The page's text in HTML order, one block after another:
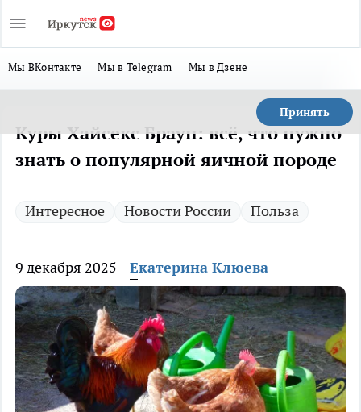
Мы ВКонтакте Мы в Telegram Мы в Дзене
Принять
Куры Хайсекс Браун: всё, что нужно
знать о популярной яичной породе
Интересное Новости России Польза
9 декабря 2025 Екатерина Клюева